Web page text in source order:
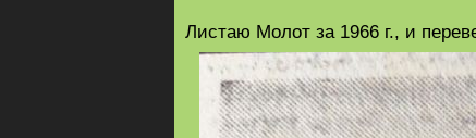
здесь
Листаю Молот за 1966 г., и